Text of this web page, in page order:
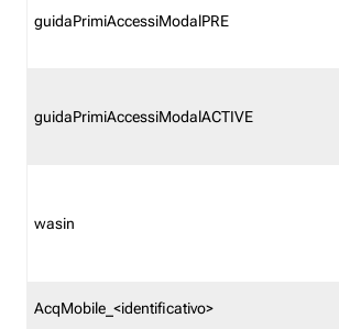
guidaPrimiAccessiModalPRE
guidaPrimiAccessiModalACTIVE
wasin
AcqMobile_<identificativo>